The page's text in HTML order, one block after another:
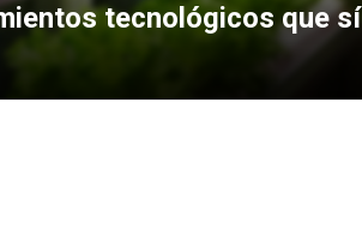
tecnológicos que sí